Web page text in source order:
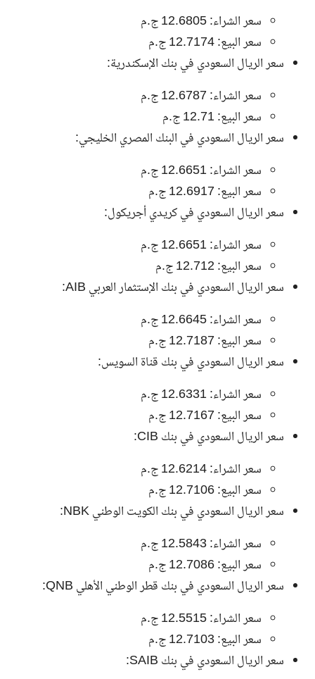
سعر الشراء: 12.6805 ج.م
سعر البيع: 12.7174 ج.م
سعر الريال السعودي في بنك الإسكندرية:
سعر الشراء: 12.6787 ج.م
سعر البيع: 12.71 ج.م
سعر الريال السعودي في البنك المصري الخليجي:
سعر الشراء: 12.6651 ج.م
سعر البيع: 12.6917 ج.م
سعر الريال السعودي في كريدي أجريكول:
سعر الشراء: 12.6651 ج.م
سعر البيع: 12.712 ج.م
سعر الريال السعودي في بنك الإستثمار العربي AIB:
سعر الشراء: 12.6645 ج.م
سعر البيع: 12.7187 ج.م
سعر الريال السعودي في بنك قناة السويس:
سعر الشراء: 12.6331 ج.م
سعر البيع: 12.7167 ج.م
سعر الريال السعودي في بنك CIB:
سعر الشراء: 12.6214 ج.م
سعر البيع: 12.7106 ج.م
سعر الريال السعودي في بنك الكويت الوطني NBK:
سعر الشراء: 12.5843 ج.م
سعر البيع: 12.7086 ج.م
سعر الريال السعودي في بنك قطر الوطني الأهلي QNB:
سعر الشراء: 12.5515 ج.م
سعر البيع: 12.7103 ج.م
سعر الريال السعودي في بنك SAIB: